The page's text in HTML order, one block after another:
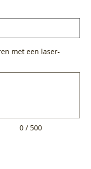
met een laser-
0 / 500